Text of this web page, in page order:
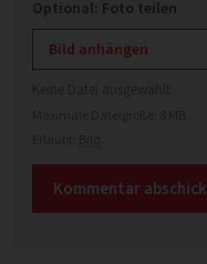
Optional: Foto teilen
Bild anhängen